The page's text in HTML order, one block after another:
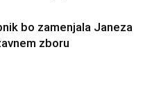
bo zamenjala Janeza
zboru